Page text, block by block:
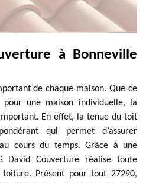
à Bonneville
de chaque maison. Que ce
une maison individuelle, la
En effet, la tenue du toit
qui permet d’assurer
cours du temps. Grâce à une
David Couverture réalise toute
Présent pour tout 27290,